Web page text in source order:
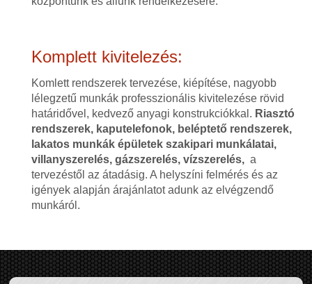
Komplett kivitelezés:
Komlett rendszerek tervezése, kiépítése, nagyobb
lélegzetű munkák professzionális kivitelezése rövid
határidővel, kedvező anyagi konstrukciókkal. Riasztó
rendszerek, kaputelefonok, beléptető rendszerek,
lakatos munkák épületek szakipari munkálatai,
villanyszerelés, gázszerelés, vízszerelés,a
tervezéstől az átadásig. A helyszíni felmérés és az
igények alapján árajánlatot adunk az elvégzendő
munkáról.